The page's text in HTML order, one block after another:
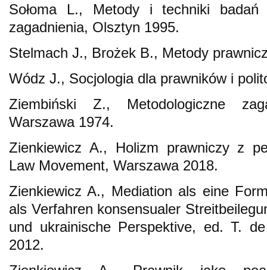
Sołoma L., Metody i techniki badań
zagadnienia, Olsztyn 1995.
Stelmach J., Brożek B., Metody
Wódz J., Socjologia dla prawników i
Ziembiński Z., Metodologiczne
Warszawa 1974.
Zienkiewicz A., Holizm prawniczy z
Law Movement, Warszawa 2018.
Zienkiewicz A., Mediation als eine
als Verfahren konsensualer
und ukrainische Perspektive, ed. T.
2012.